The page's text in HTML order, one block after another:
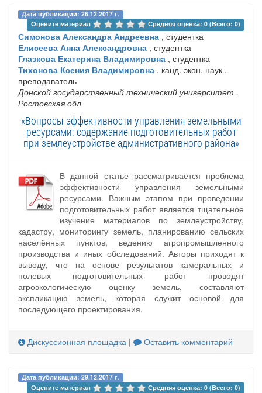
Дата публикации: 26.12.2017 г.
Оцените материал
Средняя оценка: 0 (Всего: 0)
Симонова Александра Андреевна , студентка
Елисеева Анна Александровна , студентка
Глазкова Екатерина Владимировна , студентка
Тихонова Ксения Владимировна , канд. экон. наук ,
преподаватель
Донской государственный технический университет ,
Ростовская обл
«Вопросы эффективности управления земельными
ресурсами: содержание подготовительных работ
при землеустройстве административного района»
В данной статье рассматривается проблема
эффективности управления земельными
ресурсами. Важным этапом при проведении
подготовительных работ является тщательное
изучение материалов по землеустройству,
кадастру, мониторингу земель, планированию сельских
населённых пунктов, ведению агропромышленного
производства и иных обследований. Авторы приходят к
выводу, что на основе результатов камеральных и
полевых подготовительных работ проводят
агроэкологическую оценку земель, составляют
экспликацию земель, которая служит основой для
последующего проектирования.
Дискуссионная площадка | Оставить комментарий
Дата публикации: 29.12.2017 г.
Оцените материал
Средняя оценка: 0 (Всего: 0)